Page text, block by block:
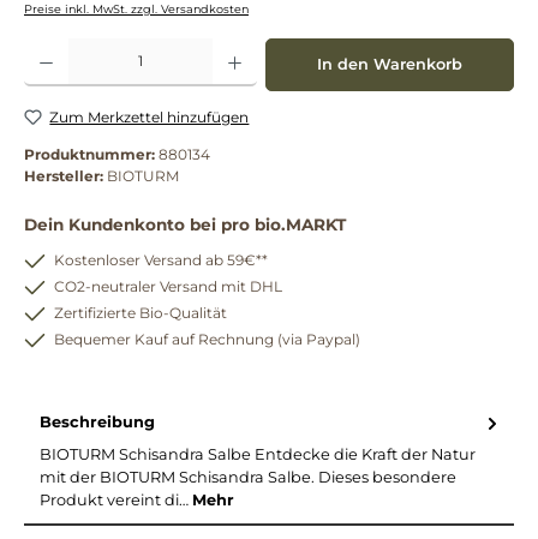
Preise inkl. MwSt. zzgl. Versandkosten
Produkt Anzahl: Gib den gewünschten Wert ein oder benutze die Schaltflächen um
In den Warenkorb
Zum Merkzettel hinzufügen
Produktnummer: 880134
Hersteller: BIOTURM
Dein Kundenkonto bei pro bio.MARKT
Kostenloser Versand ab 59€**
CO2-neutraler Versand mit DHL
Zertifizierte Bio-Qualität
Bequemer Kauf auf Rechnung (via Paypal)
Beschreibung
BIOTURM Schisandra Salbe Entdecke die Kraft der Natur
mit der BIOTURM Schisandra Salbe. Dieses besondere
Produkt vereint di… Mehr